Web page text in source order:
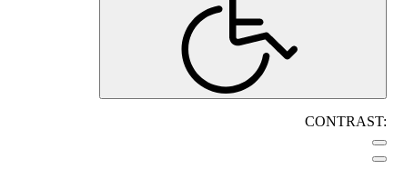
CONTRAST: